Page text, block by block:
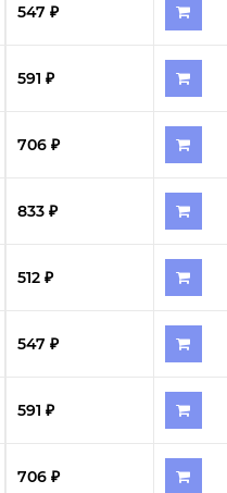
547 ₽
591 ₽
706 ₽
833 ₽
512 ₽
547 ₽
591 ₽
706 ₽